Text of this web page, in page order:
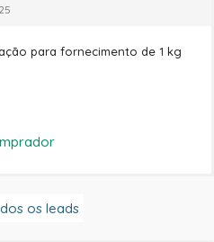
para fornecimento de 1 kg
os leads